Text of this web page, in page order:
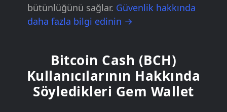
bütünlüğünü sağlar. Güvenlik hakkında
daha fazla bilgi edinin →
Bitcoin Cash (BCH)
Kullanıcılarının Hakkında
Söyledikleri Gem Wallet